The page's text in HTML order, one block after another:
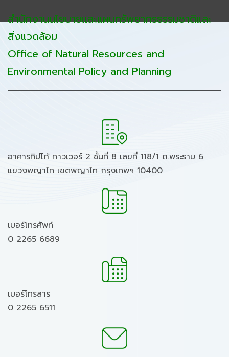
สำนักงานนโยบายและแผนทรัพยากรธรรมชาติและ
สิ่งแวดล้อม
Office of Natural Resources and
Environmental Policy and Planning
อาคารทิปโก้ ทาวเวอร์ 2 ชั้นที่ 8 เลขที่ 118/1 ถ.พระราม 6
แขวงพญาไท เขตพญาไท กรุงเทพฯ 10400
เบอร์โทรศัพท์
0 2265 6689
เบอร์โทรสาร
0 2265 6511